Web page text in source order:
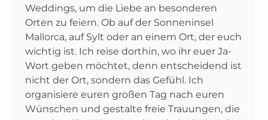
Weddings, um die Liebe an besonderen
Orten zu feiern. Ob auf der Sonneninsel
Mallorca, auf Sylt oder an einem Ort, der euch
wichtig ist. Ich reise dorthin, wo ihr euer Ja-
Wort geben möchtet, denn entscheidend ist
nicht der Ort, sondern das Gefühl. Ich
organisiere euren großen Tag nach euren
Wünschen und gestalte freie Trauungen, die